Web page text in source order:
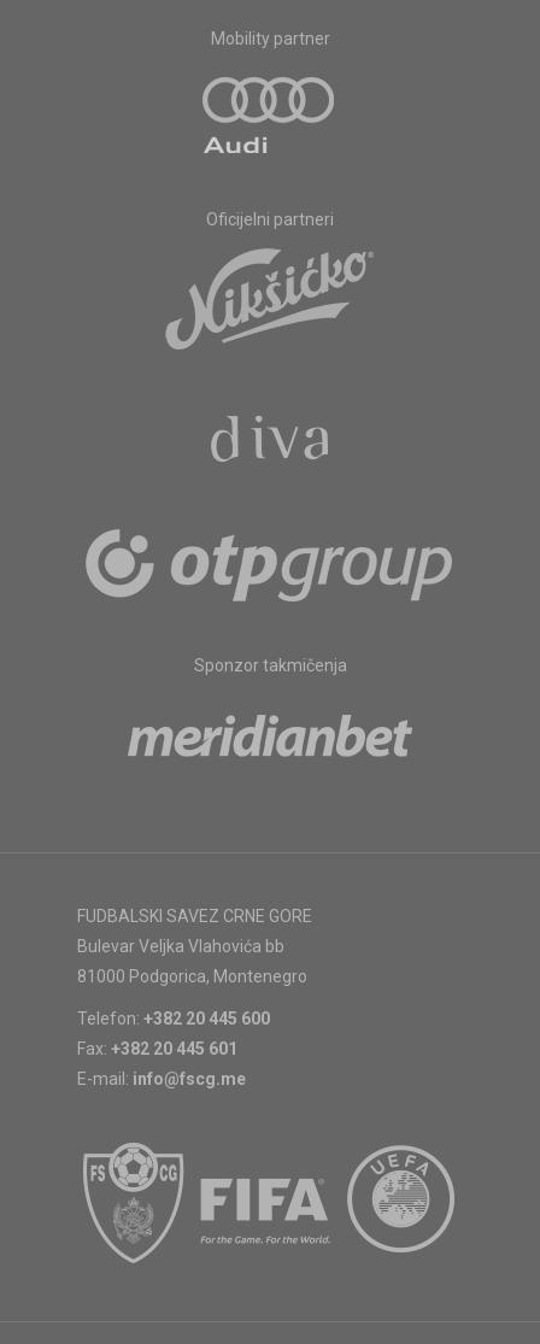
Mobility partner
Oficijelni partneri
Sponzor takmičenja
FUDBALSKI SAVEZ CRNE GORE
Bulevar Veljka Vlahovića bb
81000 Podgorica, Montenegro
Telefon: +382 20 445 600
Fax: +382 20 445 601
E-mail: info@fscg.me